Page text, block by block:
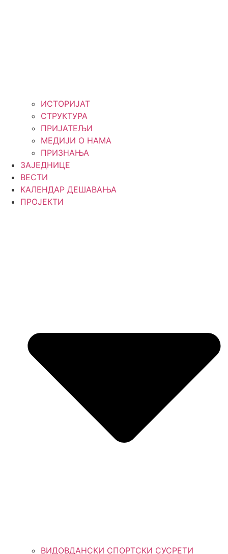
ИСТОРИЈАТ
СТРУКТУРА
ПРИЈАТЕЉИ
МЕДИЈИ О НАМА
ПРИЗНАЊА
ЗАЈЕДНИЦЕ
ВЕСТИ
КАЛЕНДАР ДЕШАВАЊА
ПРОЈЕКТИ
ВИДОВДАНСКИ СПОРТСКИ СУСРЕТИ